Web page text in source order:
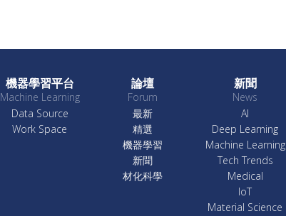
機器學習平台
Machine Learning
Data Source
Work Space
論壇
Forum
最新
精選
機器學習
新聞
材化科學
新聞
News
AI
Deep Learning
Machine Learning
Tech Trends
Medical
IoT
Material Science